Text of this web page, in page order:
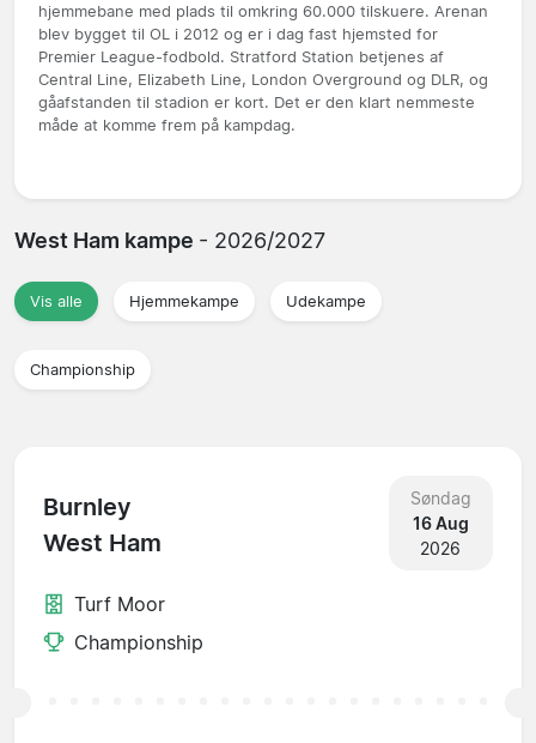
hjemmebane med plads til omkring 60.000 tilskuere. Arenan
blev bygget til OL i 2012 og er i dag fast hjemsted for
Premier League-fodbold. Stratford Station betjenes af
Central Line, Elizabeth Line, London Overground og DLR, og
gåafstanden til stadion er kort. Det er den klart nemmeste
måde at komme frem på kampdag.
West Ham kampe - 2026/2027
Vis alle Hjemmekampe Udekampe
Championship
Burnley
West Ham
Søndag
16 Aug
2026
Turf Moor
Championship